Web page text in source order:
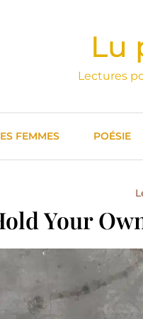
Lu
Lectures
FEMMES POÉSIE
Your